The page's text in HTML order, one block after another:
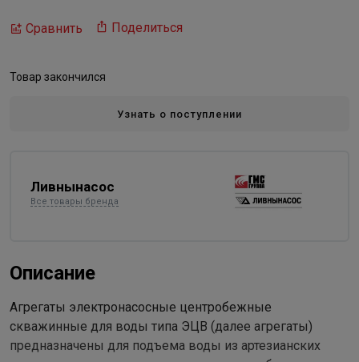
Сравнить Поделиться
Товар закончился
Узнать о поступлении
Ливнынасос
Все товары бренда
Описание
Агрегаты электронасосные центробежные
скважинные для воды типа ЭЦВ (далее агрегаты)
предназначены для подъема воды из артезианских